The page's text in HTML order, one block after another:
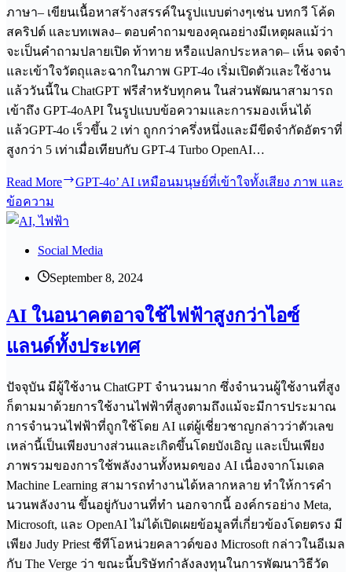
ภาษา– เขียนเนื้อหาสร้างสรรค์ในรูปแบบต่างๆเช่น บทกวี โค้ด
สคริปต์ และบทเพลง– ตอบคำถามของคุณอย่างมีเหตุผลแม้ว่า
จะเป็นคำถามปลายเปิด ท้าทาย หรือแปลกประหลาด– เห็น จดจำ
และเข้าใจวัตถุและฉากในภาพ GPT-4o เริ่มเปิดตัวและใช้งาน
แล้ววันนี้ใน ChatGPT ฟรีสำหรับทุกคน ในส่วนพัฒนาสามารถ
เข้าถึง GPT-4oAPI ในรูปแบบข้อความและการมองเห็นได้
แล้วGPT-4o เร็วขึ้น 2 เท่า ถูกกว่าครึ่งหนึ่งและมีขีดจำกัดอัตราที่
สูงกว่า 5 เท่าเมื่อเทียบกับ GPT-4 Turbo OpenAI…
Read More
GPT-4o’ AI เหมือนมนุษย์ที่เข้าใจทั้งเสียง ภาพ และ
ข้อความ
Social Media
September 8, 2024
AI ในอนาคตอาจใช้ไฟฟ้าสูงกว่าไอซ์
แลนด์ทั้งประเทศ
ปัจจุบัน มีผู้ใช้งาน ChatGPT จำนวนมาก ซึ่งจำนวนผู้ใช้งานที่สูง
ก็ตามมาด้วยการใช้งานไฟฟ้าที่สูงตามถึงแม้จะมีการประมาณ
การจำนวนไฟฟ้าที่ถูกใช้โดย AI แต่ผู้เชี่ยวชาญกล่าวว่าตัวเลข
เหล่านี้เป็นเพียงบางส่วนและเกิดขึ้นโดยบังเอิญ และเป็นเพียง
ภาพรวมของการใช้พลังงานทั้งหมดของ AI เนื่องจากโมเดล
Machine Learning สามารถทำงานได้หลากหลาย ทำให้การคำ
นวนพลังงาน ขึ้นอยู่กับงานที่ทำ นอกจากนี้ องค์กรอย่าง Meta,
Microsoft, และ OpenAI ไม่ได้เปิดเผยข้อมูลที่เกี่ยวข้องโดยตรง มี
เพียง Judy Priest ซีทีโอหน่วยคลาวด์ของ Microsoft กล่าวในอีเมล
กับ The Verge ว่า ขณะนี้บริษัทกำลังลงทุนในการพัฒนาวิธีวัด